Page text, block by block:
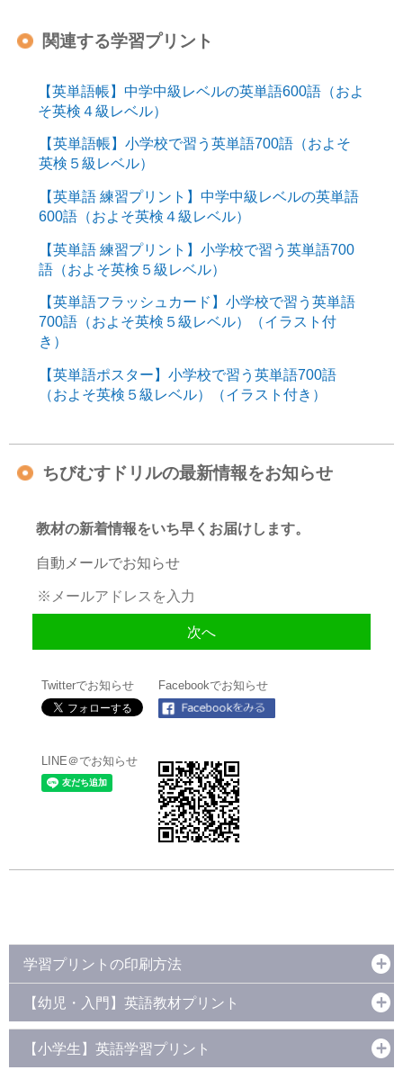
関連する学習プリント
【英単語帳】中学中級レベルの英単語600語（およ
そ英検４級レベル）
【英単語帳】小学校で習う英単語700語（およそ
英検５級レベル）
【英単語 練習プリント】中学中級レベルの英単語
600語（およそ英検４級レベル）
【英単語 練習プリント】小学校で習う英単語700
語（およそ英検５級レベル）
【英単語フラッシュカード】小学校で習う英単語
700語（およそ英検５級レベル）（イラスト付
き）
【英単語ポスター】小学校で習う英単語700語
（およそ英検５級レベル）（イラスト付き）
ちびむすドリルの最新情報をお知らせ
教材の新着情報をいち早くお届けします。
自動メールでお知らせ
Twitterでお知らせ Facebookでお知らせ
LINE＠でお知らせ
学習プリントの印刷方法
【幼児・入門】英語教材プリント
【小学生】英語学習プリント